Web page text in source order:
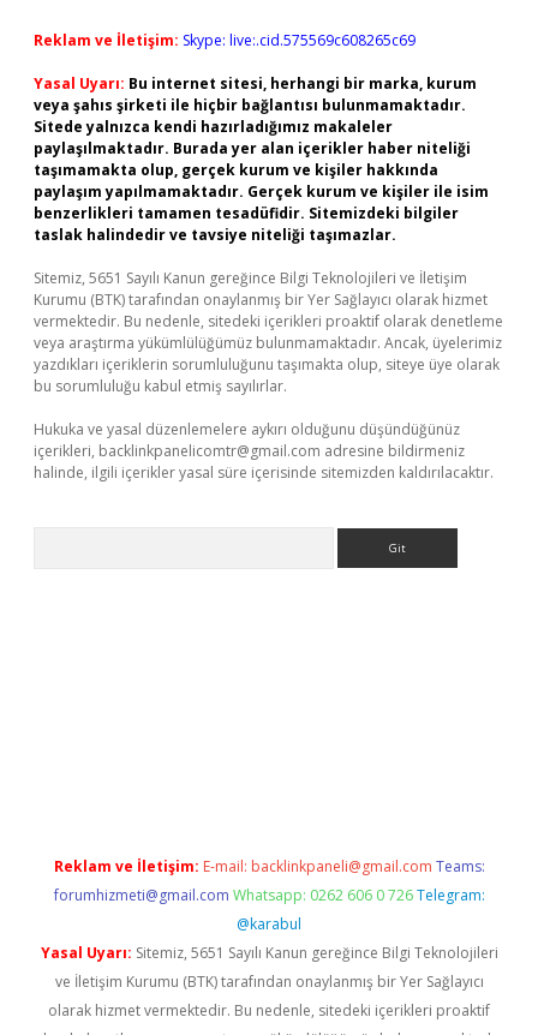
Reklam ve İletişim: Skype: live:.cid.575569c608265c69
Yasal Uyarı: Bu internet sitesi, herhangi bir marka, kurum
veya şahıs şirketi ile hiçbir bağlantısı bulunmamaktadır.
Sitede yalnızca kendi hazırladığımız makaleler
paylaşılmaktadır. Burada yer alan içerikler haber niteliği
taşımamakta olup, gerçek kurum ve kişiler hakkında
paylaşım yapılmamaktadır. Gerçek kurum ve kişiler ile isim
benzerlikleri tamamen tesadüfidir. Sitemizdeki bilgiler
taslak halindedir ve tavsiye niteliği taşımazlar.
Sitemiz, 5651 Sayılı Kanun gereğince Bilgi Teknolojileri ve İletişim
Kurumu (BTK) tarafından onaylanmış bir Yer Sağlayıcı olarak hizmet
vermektedir. Bu nedenle, sitedeki içerikleri proaktif olarak denetleme
veya araştırma yükümlülüğümüz bulunmamaktadır. Ancak, üyelerimiz
yazdıkları içeriklerin sorumluluğunu taşımakta olup, siteye üye olarak
bu sorumluluğu kabul etmiş sayılırlar.
Hukuka ve yasal düzenlemelere aykırı olduğunu düşündüğünüz
içerikleri, backlinkpanelicomtr@gmail.com adresine bildirmeniz
halinde, ilgili içerikler yasal süre içerisinde sitemizden kaldırılacaktır.
Reklam ve İletişim: E-mail: backlinkpaneli@gmail.com Teams:
forumhizmeti@gmail.com Whatsapp: 0262 606 0 726 Telegram:
@karabul
Yasal Uyarı: Sitemiz, 5651 Sayılı Kanun gereğince Bilgi Teknolojileri
ve İletişim Kurumu (BTK) tarafından onaylanmış bir Yer Sağlayıcı
olarak hizmet vermektedir. Bu nedenle, sitedeki içerikleri proaktif